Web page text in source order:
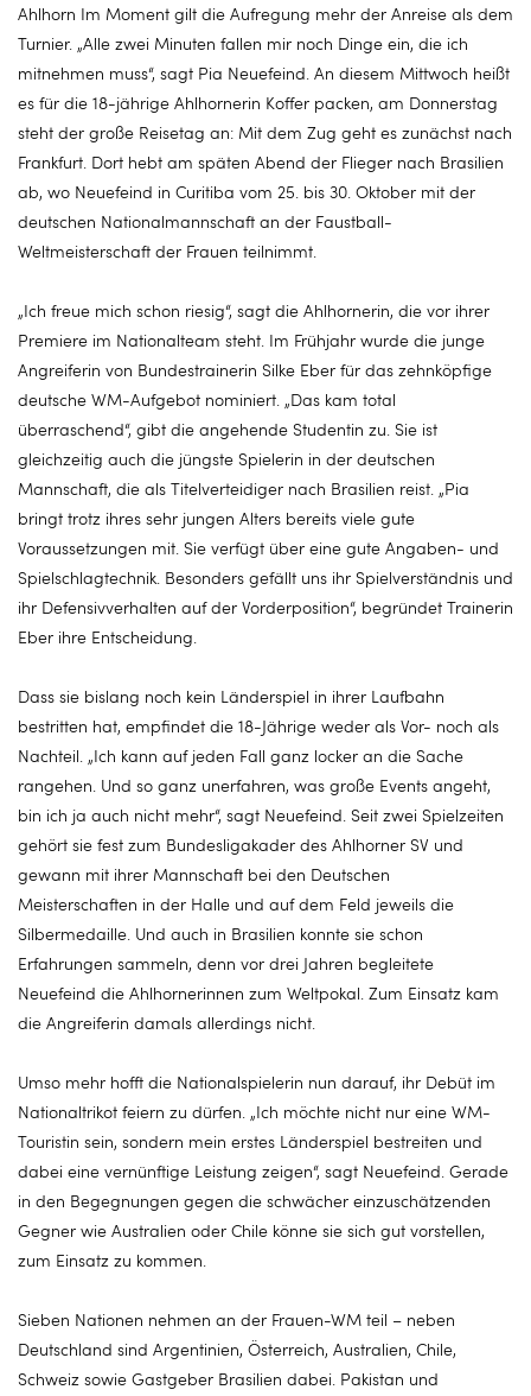
Ahlhorn Im Moment gilt die Aufregung mehr der Anreise als dem
Turnier. „Alle zwei Minuten fallen mir noch Dinge ein, die ich
mitnehmen muss“, sagt Pia Neuefeind. An diesem Mittwoch heißt
es für die 18-jährige Ahlhornerin Koffer packen, am Donnerstag
steht der große Reisetag an: Mit dem Zug geht es zunächst nach
Frankfurt. Dort hebt am späten Abend der Flieger nach Brasilien
ab, wo Neuefeind in Curitiba vom 25. bis 30. Oktober mit der
deutschen Nationalmannschaft an der Faustball-
Weltmeisterschaft der Frauen teilnimmt.
„Ich freue mich schon riesig“, sagt die Ahlhornerin, die vor ihrer
Premiere im Nationalteam steht. Im Frühjahr wurde die junge
Angreiferin von Bundestrainerin Silke Eber für das zehnköpfige
deutsche WM-Aufgebot nominiert. „Das kam total
überraschend“, gibt die angehende Studentin zu. Sie ist
gleichzeitig auch die jüngste Spielerin in der deutschen
Mannschaft, die als Titelverteidiger nach Brasilien reist. „Pia
bringt trotz ihres sehr jungen Alters bereits viele gute
Voraussetzungen mit. Sie verfügt über eine gute Angaben- und
Spielschlagtechnik. Besonders gefällt uns ihr Spielverständnis und
ihr Defensivverhalten auf der Vorderposition“, begründet Trainerin
Eber ihre Entscheidung.
Dass sie bislang noch kein Länderspiel in ihrer Laufbahn
bestritten hat, empfindet die 18-Jährige weder als Vor- noch als
Nachteil. „Ich kann auf jeden Fall ganz locker an die Sache
rangehen. Und so ganz unerfahren, was große Events angeht,
bin ich ja auch nicht mehr“, sagt Neuefeind. Seit zwei Spielzeiten
gehört sie fest zum Bundesligakader des Ahlhorner SV und
gewann mit ihrer Mannschaft bei den Deutschen
Meisterschaften in der Halle und auf dem Feld jeweils die
Silbermedaille. Und auch in Brasilien konnte sie schon
Erfahrungen sammeln, denn vor drei Jahren begleitete
Neuefeind die Ahlhornerinnen zum Weltpokal. Zum Einsatz kam
die Angreiferin damals allerdings nicht.
Umso mehr hofft die Nationalspielerin nun darauf, ihr Debüt im
Nationaltrikot feiern zu dürfen. „Ich möchte nicht nur eine WM-
Touristin sein, sondern mein erstes Länderspiel bestreiten und
dabei eine vernünftige Leistung zeigen“, sagt Neuefeind. Gerade
in den Begegnungen gegen die schwächer einzuschätzenden
Gegner wie Australien oder Chile könne sie sich gut vorstellen,
zum Einsatz zu kommen.
Sieben Nationen nehmen an der Frauen-WM teil – neben
Deutschland sind Argentinien, Österreich, Australien, Chile,
Schweiz sowie Gastgeber Brasilien dabei. Pakistan und